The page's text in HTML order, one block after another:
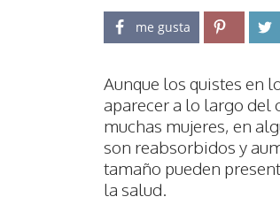
me gusta
Aunque los quistes en
aparecer a lo largo del
muchas mujeres, en
son reabsorbidos y
tamaño pueden
la salud.